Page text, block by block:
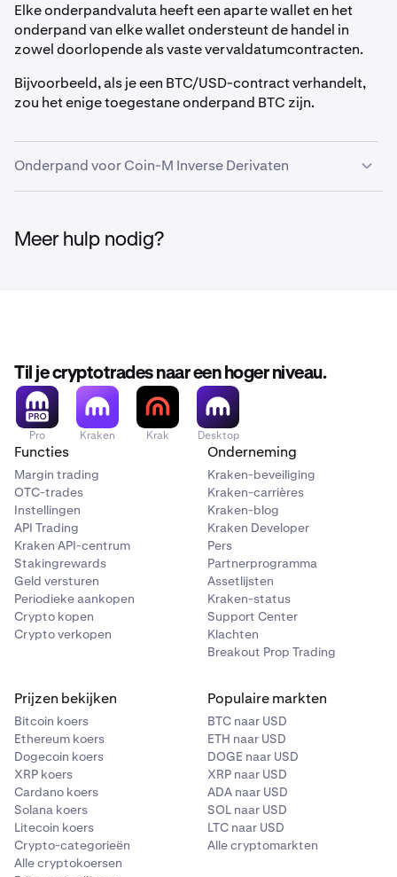
Stablecoins
EURC EURC 1% 0,00%
USDT
Asset Symbool Haircut Conversiekosten
EURC EURC 1%
Global
Dollar
0,00%
Tether
Gold
XAUT 0,00%
USDC USDC 0,50%
Tether
Crypto
Elke onderpandvaluta heeft een aparte wallet en het
onderpand van elke wallet ondersteunt de handel in
zowel doorlopende als vaste vervaldatumcontracten.
Bijvoorbeeld, als je een BTC/USD-contract verhandelt,
zou het enige toegestane onderpand BTC zijn.
Onderpand voor Coin-M Inverse Derivaten
FI_ETHUSD
ETH
ETHUSD_RTI
N.v.t.
FI_LTCUSD
LTC
LTCUSD_RTI
N.v.t.
XRP
XRPUSD_RTI
N.v.t.
FI_BCHUSD
BCH
Meer hulp nodig?
Til je cryptotrades naar een hoger niveau.
Pro Kraken Krak Desktop
Functies
Margin trading
OTC-trades
Instellingen
API Trading
Kraken API-centrum
Stakingrewards
Geld versturen
Periodieke aankopen
Crypto kopen
Crypto verkopen
Onderneming
Kraken-beveiliging
Kraken-carrières
Kraken-blog
Kraken Developer
Pers
Partnerprogramma
Assetlijsten
Kraken-status
Support Center
Klachten
Breakout Prop Trading
Prijzen bekijken
Bitcoin koers
Ethereum koers
Dogecoin koers
XRP koers
Cardano koers
Solana koers
Litecoin koers
Crypto-categorieën
Alle cryptokoersen
Populaire markten
BTC naar USD
ETH naar USD
DOGE naar USD
XRP naar USD
ADA naar USD
SOL naar USD
LTC naar USD
Alle cryptomarkten